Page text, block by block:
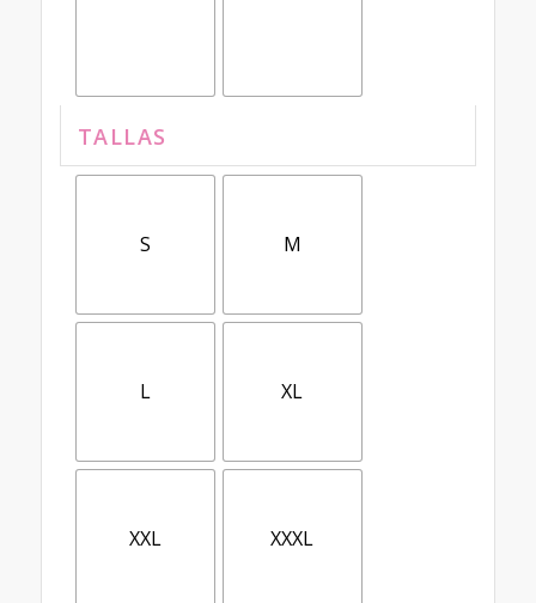
TALLAS
S M
L XL
XXL XXXL